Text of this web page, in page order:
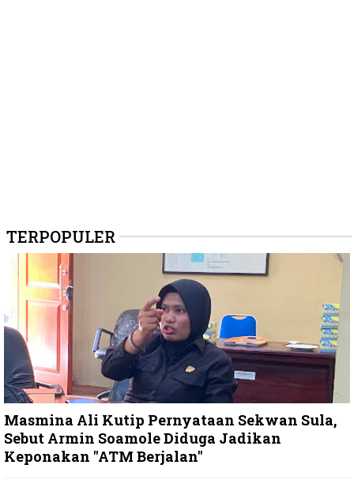
TERPOPULER
Masmina Ali Kutip Pernyataan Sekwan Sula,
Sebut Armin Soamole Diduga Jadikan
Keponakan "ATM Berjalan"